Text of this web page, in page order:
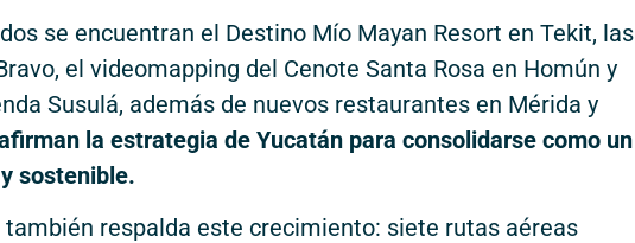
se encuentran el Destino Mío Mayan Resort en Tekit, las
el videomapping del Cenote Santa Rosa en Homún y
Susulá, además de nuevos restaurantes en Mérida y
la estrategia de Yucatán para consolidarse como un
sostenible.
respalda este crecimiento: siete rutas aéreas